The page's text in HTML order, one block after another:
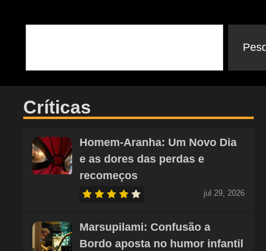
Críticas
Homem-Aranha: Um Novo Dia
e as dores das perdas e
recomeços
jul 29, 2026
Marsupilami: Confusão a
Bordo aposta no humor infantil